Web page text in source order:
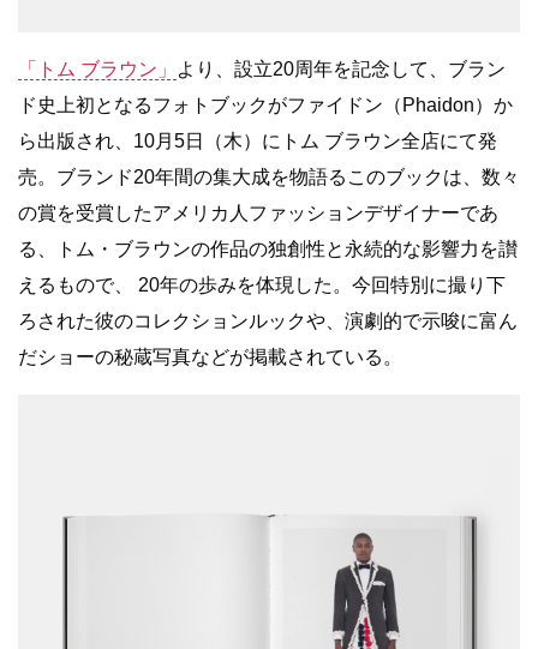
「トム ブラウン」
より、設立20周年を記念して、ブラン
ド史上初となるフォトブックがファイドン（Phaidon）か
ら出版され、10月5日（木）にトム ブラウン全店にて発
売。ブランド20年間の集大成を物語るこのブックは、数々
の賞を受賞したアメリカ人ファッションデザイナーであ
る、トム・ブラウンの作品の独創性と永続的な影響力を讃
えるもので、 20年の歩みを体現した。今回特別に撮り下
ろされた彼のコレクションルックや、演劇的で示唆に富ん
だショーの秘蔵写真などが掲載されている。